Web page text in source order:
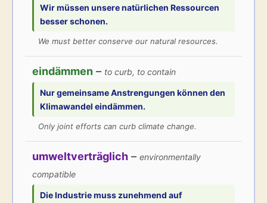
Wir müssen unsere natürlichen Ressourcen
besserschonen.
We must better conserve our natural resources.
eindämmen – to curb, to contain
Nur gemeinsame Anstrengungen können den
Klimawandel eindämmen.
Only joint efforts can curb climate change.
umweltverträglich – environmentally
compatible
Die Industrie muss zunehmend auf